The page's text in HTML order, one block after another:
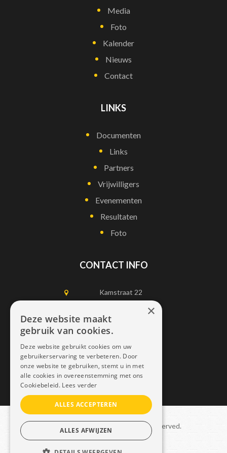
Media
Foto
Kalender
Nieuws
Contact
LINKS
Documenten
Links
Partners
Vrijwilligers
Evenementen
Resultaten
Foto
CONTACT INFO
Kamstraat 22
1750 Lennik
0497452898
info@dais.be
Copyright © 2021 Dais. All rights reserved.
Sitemap–GDPR
×
Deze website maakt
gebruik van cookies.
Deze website gebruikt cookies om uw
gebruikerservaring te verbeteren. Door
onze website te gebruiken, stemt u in met
alle cookies in overeenstemming met ons
Cookiebeleid. Lees verder
ALLES ACCEPTEREN
ALLES AFWIJZEN